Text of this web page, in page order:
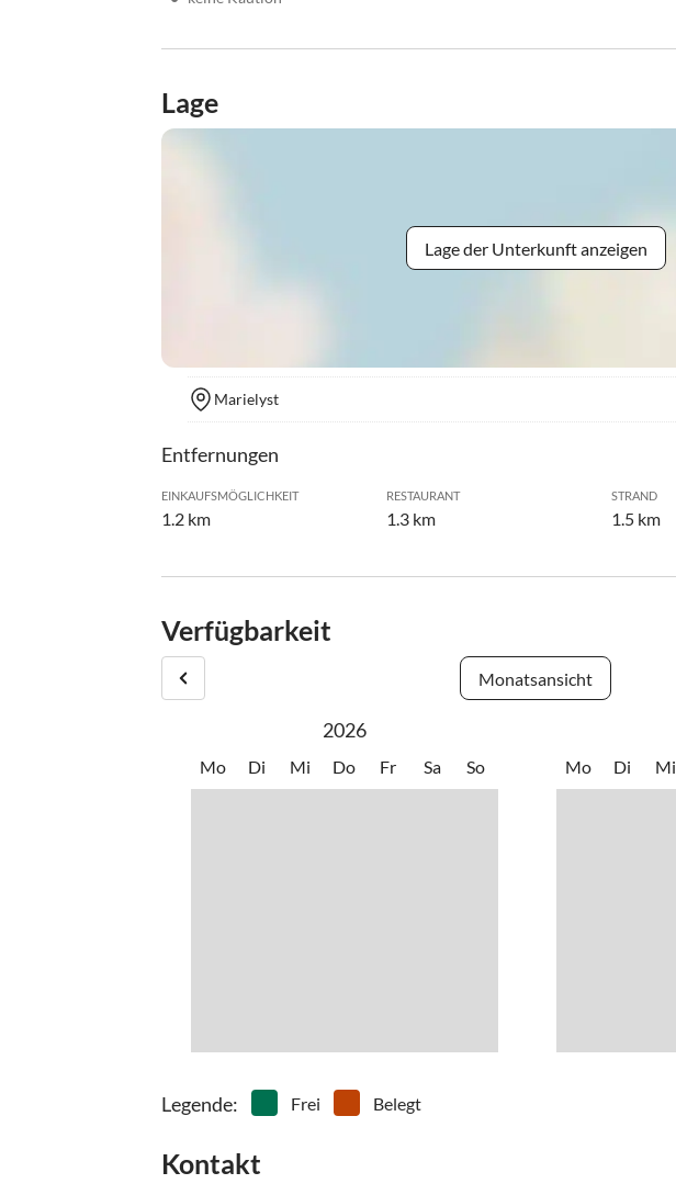
Lage
Lage der Unterkunft anzeigen
Marielyst
Entfernungen
EINKAUFSMÖGLICHKEIT
1.2 km
RESTAURANT
1.3 km
STRAND
1.5 km
Verfügbarkeit
Monatsansicht
2026
Mo Di Mi Do Fr Sa So Mo Di Mi
Legende: Frei Belegt
Kontakt